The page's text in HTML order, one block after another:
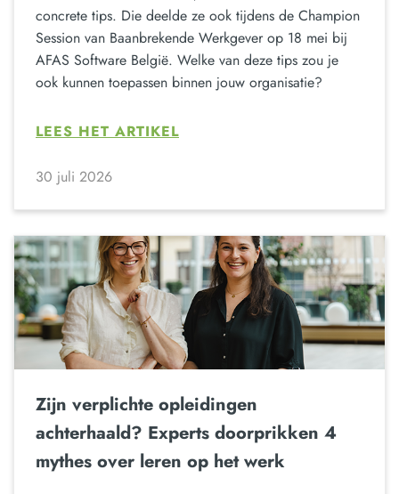
concrete tips. Die deelde ze ook tijdens de Champion
Session van Baanbrekende Werkgever op 18 mei bij
AFAS Software België. Welke van deze tips zou je
ook kunnen toepassen binnen jouw organisatie?
LEES HET ARTIKEL
30 juli 2026
Zijn verplichte opleidingen
achterhaald? Experts doorprikken 4
mythes over leren op het werk